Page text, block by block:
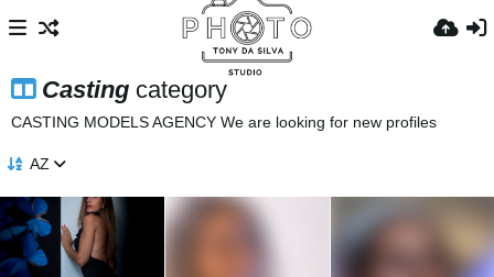
Casting category
CASTING MODELS AGENCY We are looking for new profiles
AZ